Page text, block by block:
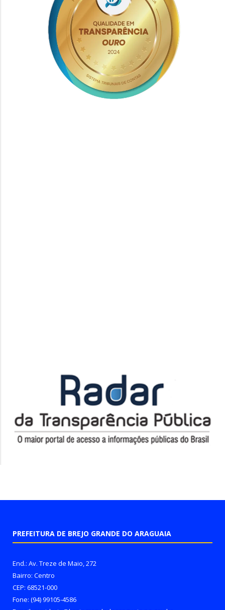
PREFEITURA DE BREJO GRANDE DO ARAGUAIA
End.: Av. Treze de Maio, 272
Bairro: Centro
CEP: 68521-000
Fone: (94) 99105-4586